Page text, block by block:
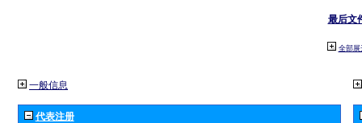
最后文
全部展
一般信息
代表注册